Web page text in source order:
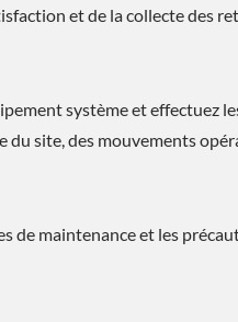
et de la collecte des
système et effectuez
du site, des mouvements
de maintenance et les